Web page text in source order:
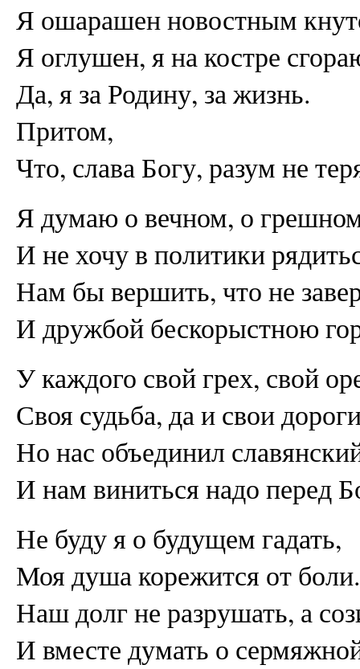
Я ошарашен новостным
Я оглушен, я на костре
Да, я за Родину, за жизнь.
Притом,
Что, слава Богу, разум не
Я думаю о вечном, о
И не хочу в политики
Нам бы вершить, что не
И дружбой бескорыстною
У каждого свой грех, свой
Своя судьба, да и свои
Но нас объединил
И нам виниться надо перед
Не буду я о будущем гадать,
Моя душа корежится от боли.
Наш долг не разрушать, а
И вместе думать о